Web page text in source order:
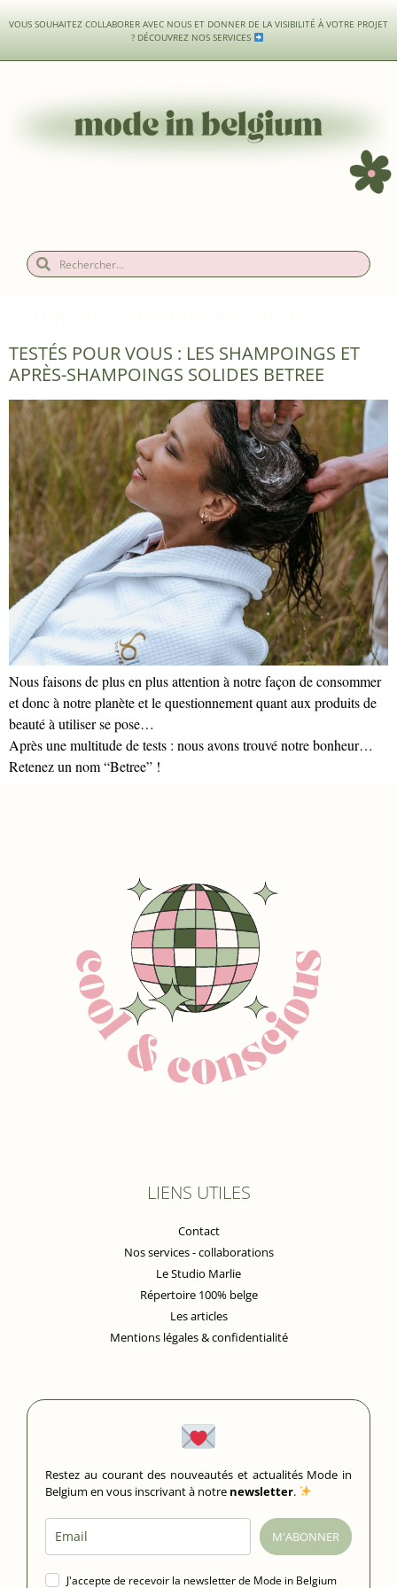
VOUS SOUHAITEZ COLLABORER AVEC NOUS ET DONNER DE LA VISIBILITÉ À VOTRE PROJET
? DÉCOUVREZ NOS SERVICES
TESTÉS POUR VOUS : LES SHAMPOINGS ET
APRÈS-SHAMPOINGS SOLIDES BETREE
Nous faisons de plus en plus attention à notre façon de consommer
et donc à notre planète et le questionnement quant aux produits de
beauté à utiliser se pose…
Après une multitude de tests : nous avons trouvé notre bonheur…
Retenez un nom “Betree” !
LIENS UTILES
Contact
Nos services - collaborations
Le Studio Marlie
Répertoire 100% belge
Les articles
Mentions légales & confidentialité
Restez au courant des nouveautés et actualités Mode in
Belgium en vous inscrivant à notre newsletter.
M'ABONNER
J'accepte de recevoir la newsletter de Mode in Belgium